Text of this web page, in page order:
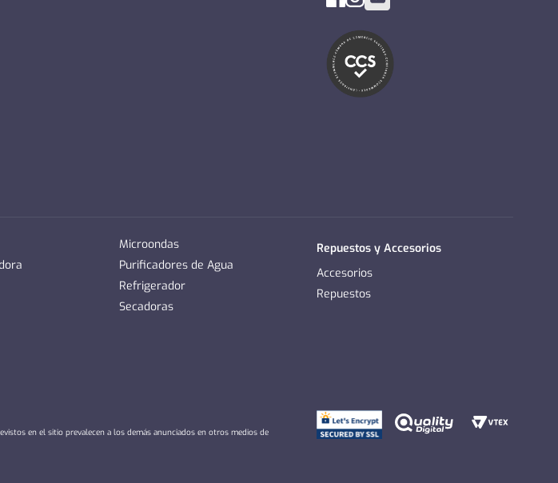
Microondas
Purificadores de Agua
Refrigerador
Secadoras
Repuestos y Accesorios
Accesorios
Repuestos
en el sitio prevalecen a los demás anunciados en otros medios de